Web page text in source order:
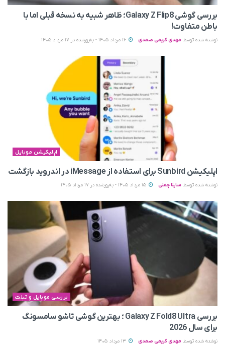
بررسی گوشی Galaxy Z Flip8؛ ظاهر شبیه به نسخه قبلی اما با
باطن متفاوت!
نوشته شده توسط مهدی کریمی صمدی
اپلیکیشن موبایل
اپلیکیشن Sunbird برای استفاده از iMessage در اندروید بازگشت
نوشته شده توسط ساینا چمنی
بررسی موبایل و تبلت
بررسی Galaxy Z Fold8 Ultra ؛ بهترین گوشی تاشو سامسونگ
برای سال 2026
نوشته شده توسط مهدی کریمی صمدی